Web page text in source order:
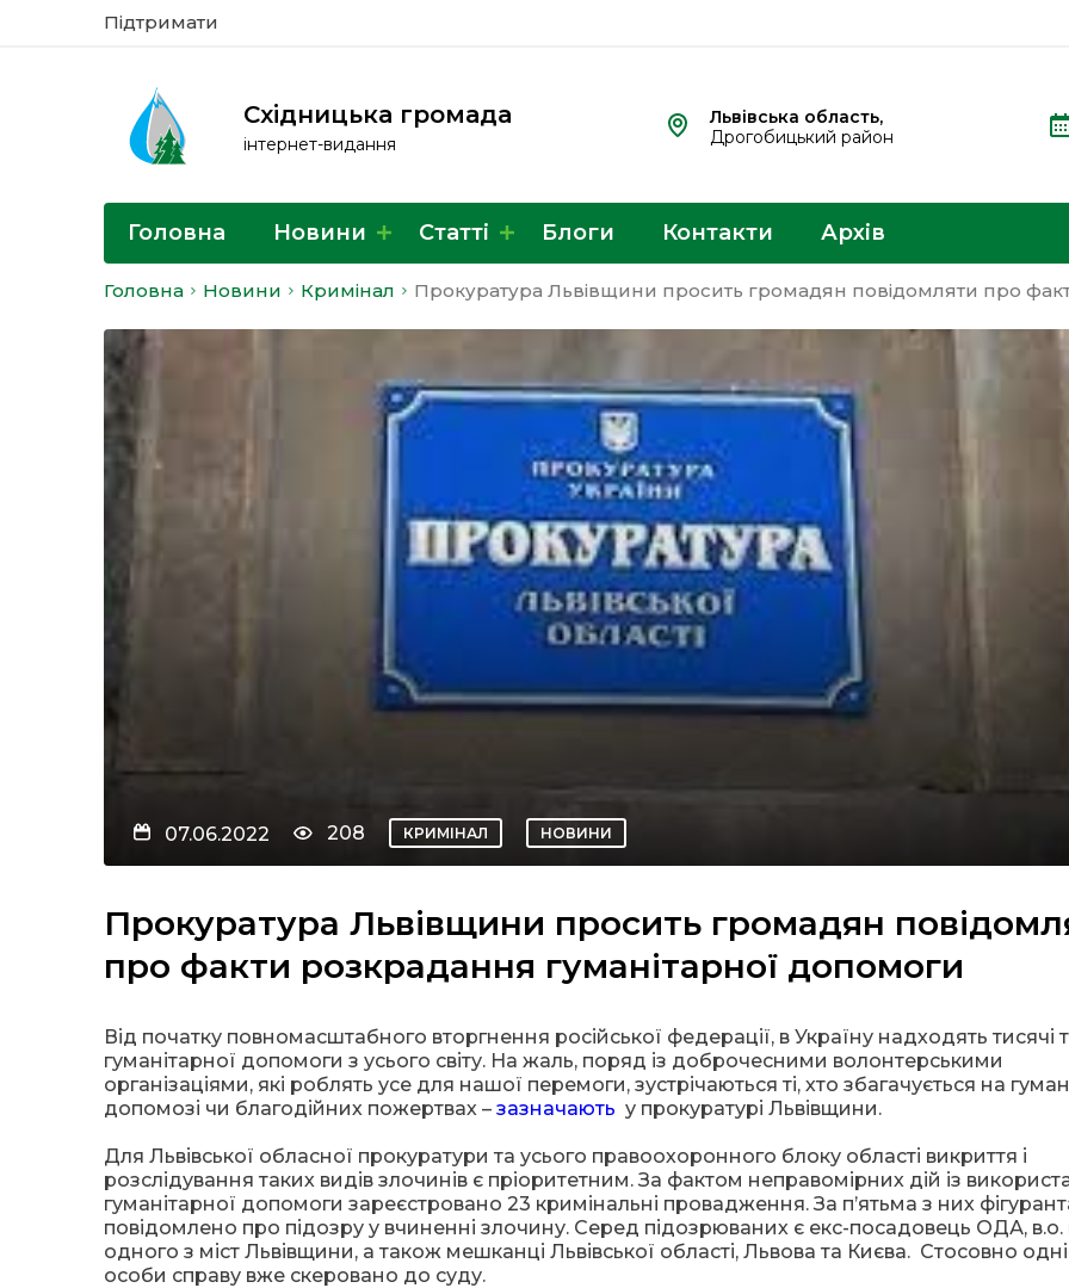
Підтримати
Східницька громада
інтернет-видання
Львівська область,
Дрогобицький район
Головна Новини Статті Блоги Контакти Архів
Головна Новини Кримінал Прокуратура Львівщини просить громадян повідомляти про
07.06.2022 208 КРИМІНАЛ НОВИНИ
Прокуратура Львівщини просить громадян
про факти розкрадання гуманітарної допомоги
Від початку повномасштабного вторгнення російської федерації, в Україну надходять тисячі
гуманітарної допомоги з усього світу. На жаль, поряд із доброчесними волонтерськими
організаціями, які роблять усе для нашої перемоги, зустрічаються ті, хто збагачується на
допомозі чи благодійних пожертвах – зазначають у прокуратурі Львівщини.
Для Львівської обласної прокуратури та усього правоохоронного блоку області викриття і
розслідування таких видів злочинів є пріоритетним. За фактом неправомірних дій із
гуманітарної допомоги зареєстровано 23 кримінальні провадження. За п’ятьма з них
повідомлено про підозру у вчиненні злочину. Серед підозрюваних є екс-посадовець ОДА,
одного з міст Львівщини, а також мешканці Львівської області, Львова та Києва. Стосовно
особи справу вже скеровано до суду.